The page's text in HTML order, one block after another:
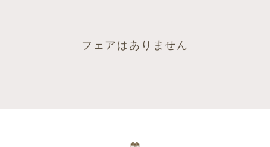
フェアはありません